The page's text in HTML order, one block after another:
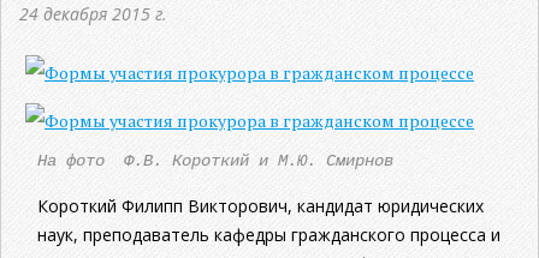
24 декабря 2015 г.
На фото Ф.В. Короткий и М.Ю. Смирнов
Короткий Филипп Викторович, кандидат юридических
наук, преподаватель кафедры гражданского процесса и